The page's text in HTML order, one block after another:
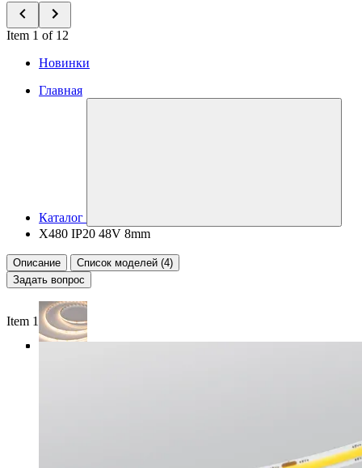
Item 1 of 12
Новинки
Главная
Каталог
X480 IP20 48V 8mm
Описание
Список моделей (4)
Задать вопрос
Item 1 of 4